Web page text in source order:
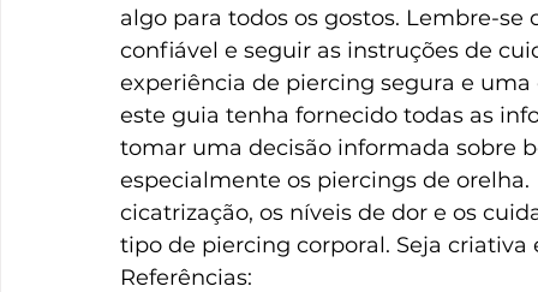
algo para todos os gostos. Lembre-
confiável e seguir as instruções de
experiência de piercing segura e
este guia tenha fornecido todas as
tomar uma decisão informada sobre
especialmente os piercings de
cicatrização, os níveis de dor e os
tipo de piercing corporal. Seja
Referências: